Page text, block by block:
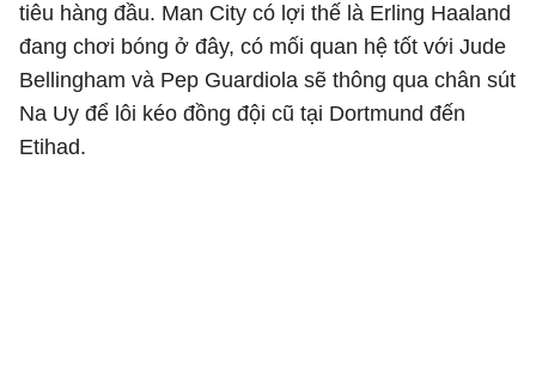
tiêu hàng đầu. Man City có lợi thế là Erling Haaland
đang chơi bóng ở đây, có mối quan hệ tốt với Jude
Bellingham và Pep Guardiola sẽ thông qua chân sút
Na Uy để lôi kéo đồng đội cũ tại Dortmund đến
Etihad.